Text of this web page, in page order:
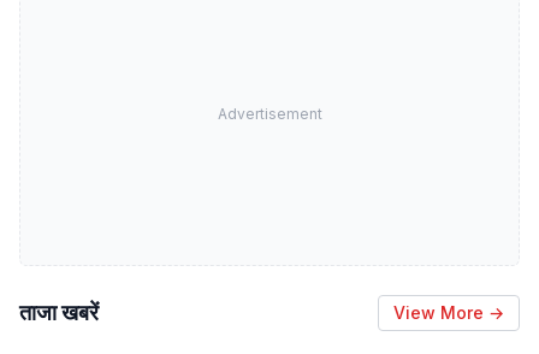
Advertisement
ताजा खबरें View More →